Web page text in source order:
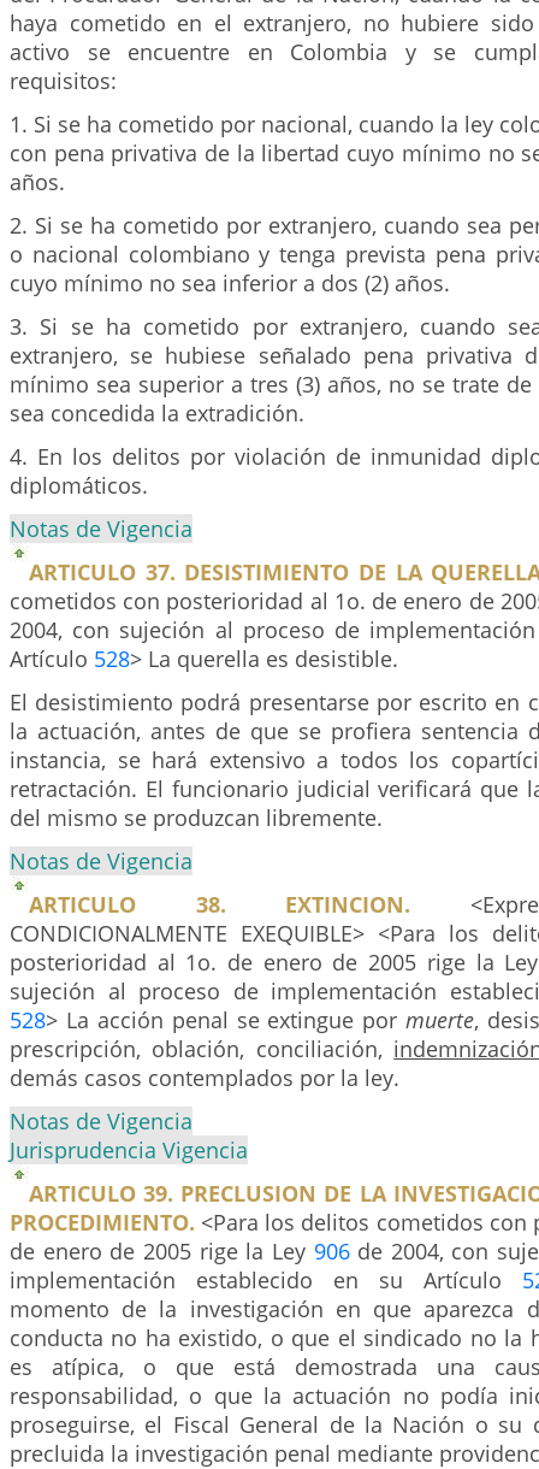
haya cometido en el extranjero, no hubiere
activo se encuentre en Colombia y se
requisitos:
1. Si se ha cometido por nacional, cuando la ley
con pena privativa de la libertad cuyo mínimo no
años.
2. Si se ha cometido por extranjero, cuando sea
o nacional colombiano y tenga prevista pena
cuyo mínimo no sea inferior a dos (2) años.
3. Si se ha cometido por extranjero, cuando
extranjero, se hubiese señalado pena privativa
mínimo sea superior a tres (3) años, no se trate
sea concedida la extradición.
4. En los delitos por violación de inmunidad
diplomáticos.
Notas de Vigencia
ARTICULO 37. DESISTIMIENTO DE LA
cometidos con posterioridad al 1o. de enero de
2004, con sujeción al proceso de
Artículo 528> La querella es desistible.
El desistimiento podrá presentarse por escrito en
la actuación, antes de que se profiera sentencia
instancia, se hará extensivo a todos los
retractación. El funcionario judicial verificará que
del mismo se produzcan libremente.
Notas de Vigencia
ARTICULO 38. EXTINCION.
CONDICIONALMENTE EXEQUIBLE> <Para los
posterioridad al 1o. de enero de 2005 rige la
sujeción al proceso de implementación
528> La acción penal se extingue pormuerte,
prescripción, oblación, conciliación,
demás casos contemplados por la ley.
Notas de Vigencia
Jurisprudencia Vigencia
ARTICULO 39. PRECLUSION DE LA
PROCEDIMIENTO. <Para los delitos cometidos con
de enero de 2005 rige la Ley 906de 2004, con
implementación establecido en su Artículo
momento de la investigación en que aparezca
conducta no ha existido, o que el sindicado no la
es atípica, o que está demostrada una
responsabilidad, o que la actuación no podía
proseguirse, el Fiscal General de la Nación o su
precluida la investigación penal mediante